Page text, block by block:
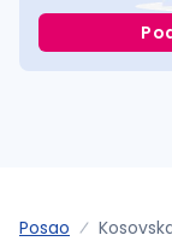
Posao